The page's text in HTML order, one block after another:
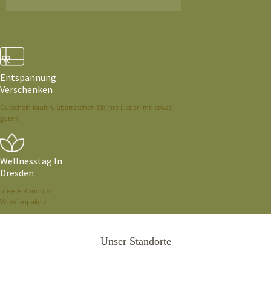
Entspannung
Verschenken
Gutschein kaufen, überraschen Sie ihre Lieben mit etwas
guten
Wellnesstag In
Dresden
unsere Rundum
Verwöhnpakete
Unser Standorte